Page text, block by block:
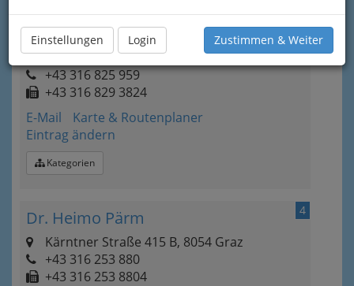
Einstellungen Login Zustimmen & Weiter
Dr. Peter Ollinger - Facharzt für
Urologie
Albrechtgasse 9, 8010 Graz
+43 316 825 959
+43 316 829 3824
E-Mail
Karte & Routenplaner
Eintrag ändern
Kategorien
4
Dr. Heimo Pärm
Kärntner Straße 415 B, 8054 Graz
+43 316 253 880
+43 316 253 8804